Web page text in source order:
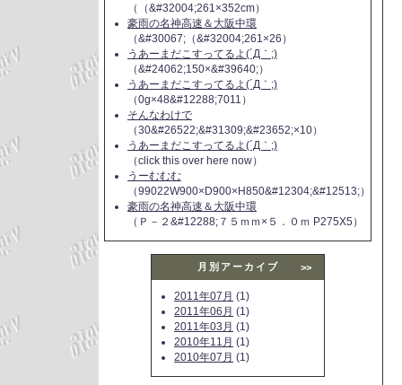
（（&#32004;261×352cm）
豪雨の名神高速＆大阪中環
（&#30067;（&#32004;261×26）
うあーまだこすってるよ(´Д｀;)
（&#24062;150×&#39640;）
うあーまだこすってるよ(´Д｀;)
（0g×48&#12288;7011）
そんなわけで
（30&#26522;&#31309;&#23652;×10）
うあーまだこすってるよ(´Д｀;)
（click this over here now）
うーむむむ
（99022W900×D900×H850&#12304;&#12513;）
豪雨の名神高速＆大阪中環
（Ｐ－２&#12288;７５ｍｍ×５．０ｍ P275X5）
月別アーカイブ >>
2011年07月 (1)
2011年06月 (1)
2011年03月 (1)
2010年11月 (1)
2010年07月 (1)